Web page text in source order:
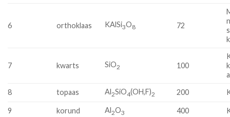
6 orthoklaas KAlSi3O8 72
7 kwarts SiO2 100
8
topaas Al2SiO4(OH,F)2 200
9 korund Al2O3 400